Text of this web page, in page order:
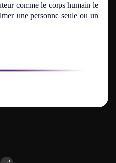
comme le corps humain le
une personne seule ou un